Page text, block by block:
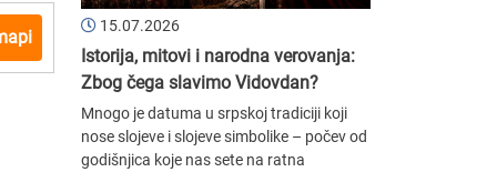
15.07.2026
Istorija, mitovi i narodna verovanja:
Zbog čega slavimo Vidovdan?
Mnogo je datuma u srpskoj tradiciji koji
nose slojeve i slojeve simbolike – počev od
godišnjica koje nas sete na ratna